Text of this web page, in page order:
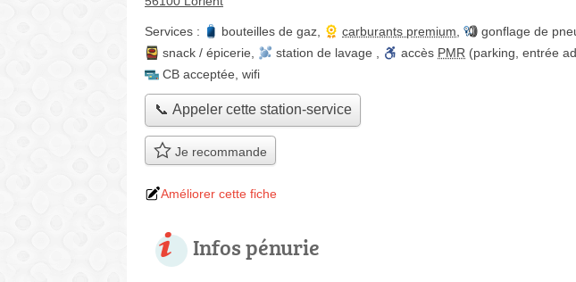
Services : bouteilles de gaz carburants premium gonflage de
snack / épicerie
station de lavage accès PMR (parking, entrée
CB acceptée wifi
📞 Appeler cette station-service
Je recommande
Améliorer cette fiche
Infos pénurie